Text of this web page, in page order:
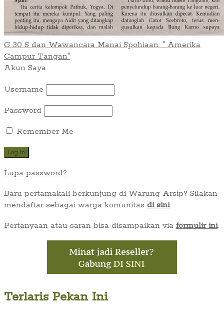
G 30 S dan Wawancara Manai Spohiaan: " Amerika
Campur Tangan"
Akun Saya
Username
Password
Remember Me
Lupa password?
Baru pertamakali berkunjung di Warung Arsip? Silakan
mendaftar sebagai warga komunitas di sini.
Pertanyaan atau saran bisa disampaikan via formulir ini.
Terlaris Pekan Ini